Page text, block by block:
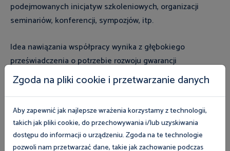
podejmowanych inicjatyw szkoleniowych, organizacji
seminariów, konferencji, sympozjów, itp.
Idea nawiązania współpracy wynika z głębokiego
przeświadczenia o potrzebie rozwoju gwarancji
konstytucyjnych w zakresie prawa do bezpiecznych i
higienicznych warunków pracy, każdej osobie wykonującej
wiedzy, doświadczeń, dobrych praktyk w zakresie
kształtowania bezpiecznego środowiska pracy sprzyjać
będzie poprawie standardu warunków pracy.
Zgoda na pliki cookie i przetwarzanie danych
Aby zapewnić jak najlepsze wrażenia korzystamy z technologii,
takich jak pliki cookie, do przechowywania i/lub uzyskiwania
dostępu do informacji o urządzeniu. Zgoda na te technologie
pozwoli nam przetwarzać dane, takie jak zachowanie podczas